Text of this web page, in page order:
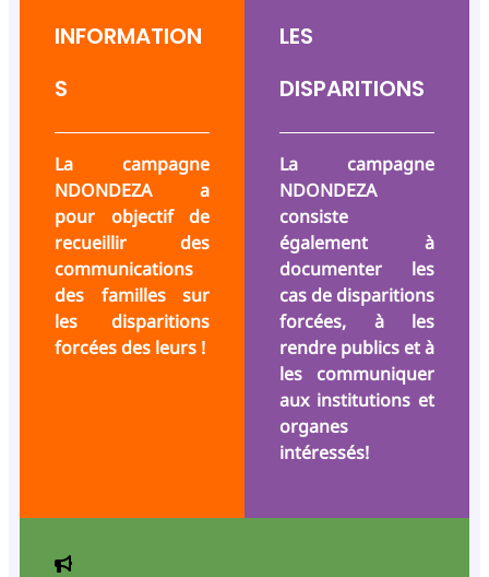
INFORMATION
S
La campagne
NDONDEZA a
pour objectif de
recueillir des
communications
des familles sur
les disparitions
forcées des leurs !
LES
DISPARITIONS
La campagne
NDONDEZA
consiste
également à
documenter les
cas de disparitions
forcées, à les
rendre publics et à
les communiquer
aux institutions et
organes
intéressés!